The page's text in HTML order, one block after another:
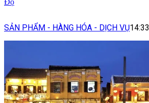
Độ
SẢN PHẨM - HÀNG HÓA - DỊCH VỤ14:33